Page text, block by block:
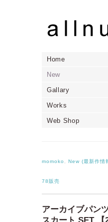
Home
New
Gallary
Works
Web Shop
momoko New (最新作情
78販売
アーカイブパン